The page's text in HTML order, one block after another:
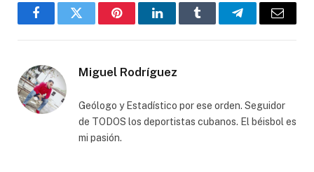
FacebookTwitter PinterestLinkedInTumblr TelegramEmail
Miguel Rodríguez
Geólogo y Estadístico por ese orden. Seguidor
de TODOS los deportistas cubanos. El béisbol es
mi pasión.